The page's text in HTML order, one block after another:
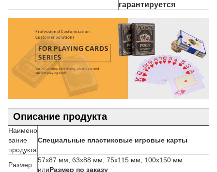
гарантируется
Описание продукта
Наимено
вание
продукта
Специальные пластиковые игровые карты
Размер
57x87 мм, 63x88 мм, 75x115 мм, 100x150 мм
илиРазмер по заказу